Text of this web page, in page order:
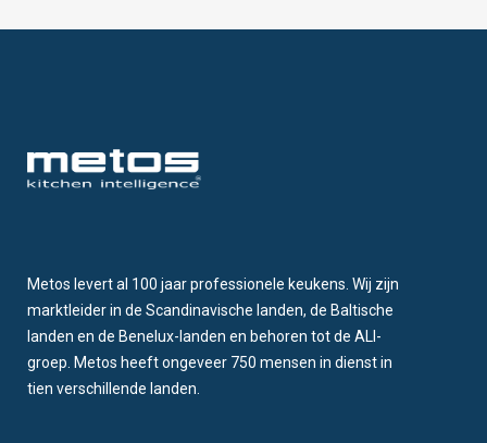
Metos levert al 100 jaar professionele keukens. Wij zijn
marktleider in de Scandinavische landen, de Baltische
landen en de Benelux-landen en behoren tot de ALI-
groep. Metos heeft ongeveer 750 mensen in dienst in
tien verschillende landen.